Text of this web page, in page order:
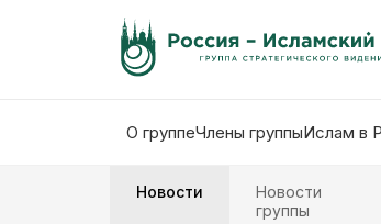
О группеЧлены группыИслам в
Новости
Новости
группы